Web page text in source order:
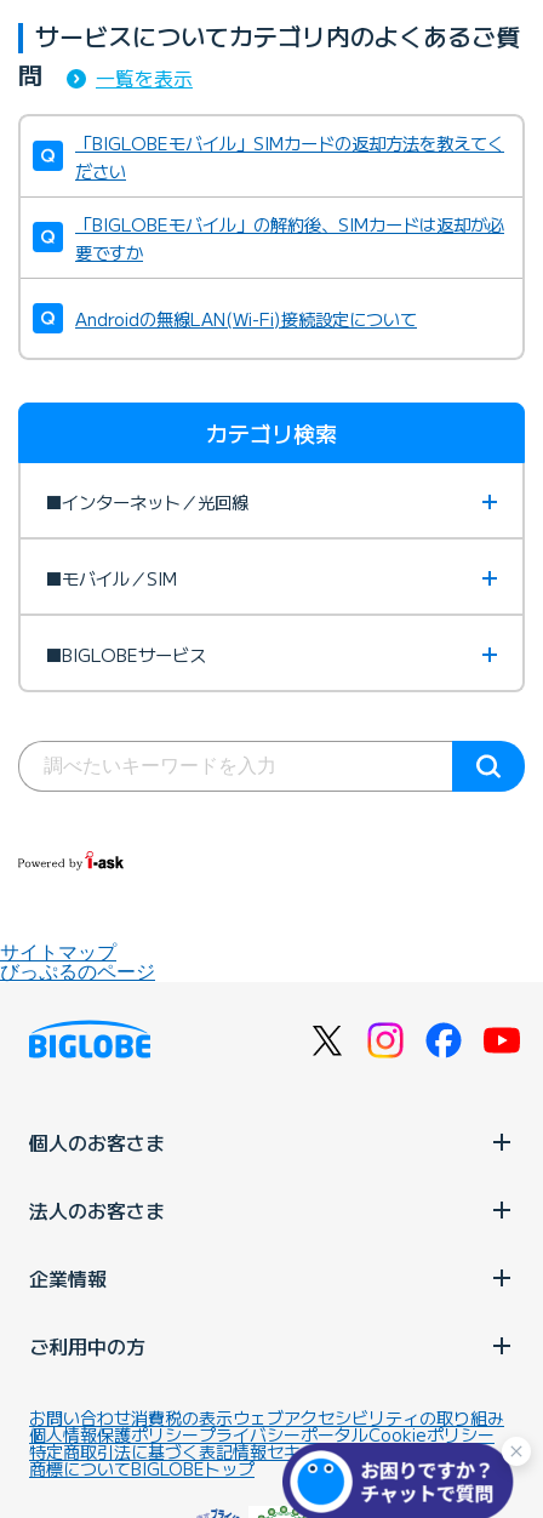
サービスについてカテゴリ内のよくあるご質
問
一覧を表示
「BIGLOBEモバイル」SIMカードの返却方法を教えてく
ださい
「BIGLOBEモバイル」の解約後、SIMカードは返却が必
要ですか
Androidの無線LAN(Wi-Fi)接続設定について
カテゴリ検索
■インターネット／光回線
■モバイル／SIM
■BIGLOBEサービス
サイトマップ
びっぷるのページ
個人のお客さま
法人のお客さま
企業情報
ご利用中の方
お問い合わせ消費税の表示ウェブアクセシビリティの取り組み
個人情報保護ポリシープライバシーポータルCookieポリシー
特定商取引法に基づく表記情報セキュリティ基本方針
商標についてBIGLOBEトップ